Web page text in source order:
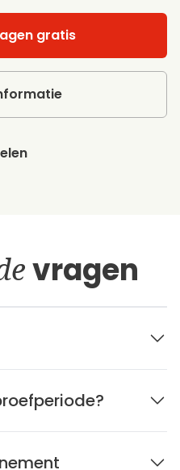
gratis
vragen